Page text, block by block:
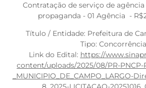
Contratação de serviço de
propaganda - 01 Agência -
Título / Entidade: Prefeitura de
Tipo: Concorrência
Link do Edital: https://
content/uploads/2025/08/PR-PNCP-
_MUNICIPIO_DE_CAMPO_LARGO-